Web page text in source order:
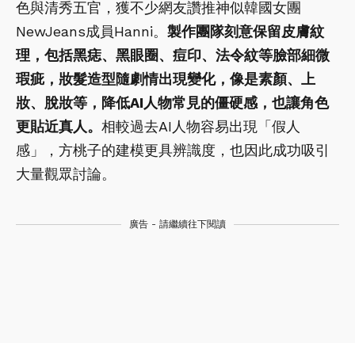
色與清秀五官，獲不少網友讚推神似韓國女團
NewJeans成員Hanni。 製作團隊刻意保留皮膚紋
理，包括黑痣、黑眼圈、痘印、法令紋等臉部細微
瑕疵，妝髮造型隨劇情出現變化，像是素顏、上
妝、脫妝等，降低AI人物常見的僵硬感，也讓角色
更貼近真人。 相較過去AI人物容易出現「假人
感」，方桃子的建模更具辨識度，也因此成功吸引
大量觀眾討論。
廣告 - 請繼續往下閱讀